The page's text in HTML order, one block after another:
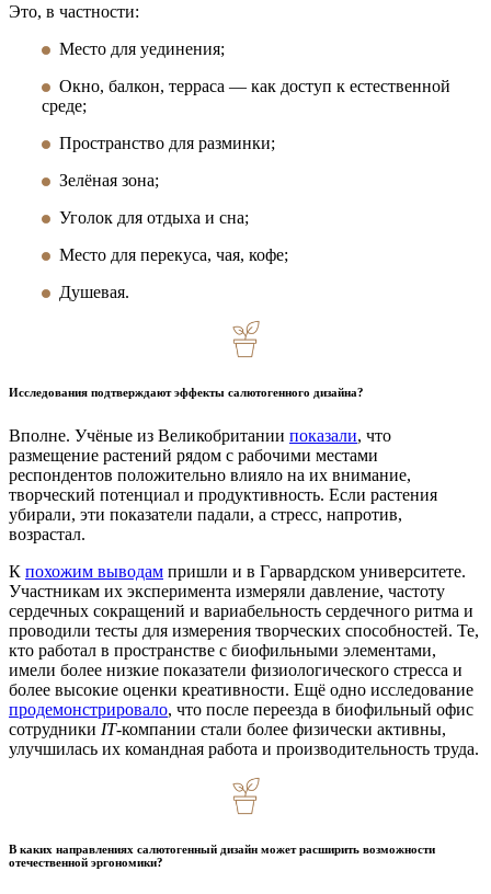
Это, в частности:
Место для уединения;
Окно, балкон, терраса — как доступ к естественной
среде;
Пространство для разминки;
Зелёная зона;
Уголок для отдыха и сна;
Место для перекуса, чая, кофе;
Душевая.
Исследования подтверждают эффекты салютогенного дизайна?
Вполне. Учёные из Великобритании показали, что
размещение растений рядом с рабочими местами
респондентов положительно влияло на их внимание,
творческий потенциал и продуктивность. Если растения
убирали, эти показатели падали, а стресс, напротив,
возрастал.
К похожим выводам пришли и в Гарвардском университете.
Участникам их эксперимента измеряли давление, частоту
сердечных сокращений и вариабельность сердечного ритма и
проводили тесты для измерения творческих способностей. Те,
кто работал в пространстве с биофильными элементами,
имели более низкие показатели физиологического стресса и
более высокие оценки креативности. Ещё одно исследование
продемонстрировало, что после переезда в биофильный офис
сотрудники IT-компании стали более физически активны,
улучшилась их командная работа и производительность труда.
В каких направлениях салютогенный дизайн может расширить возможности
отечественной эргономики?